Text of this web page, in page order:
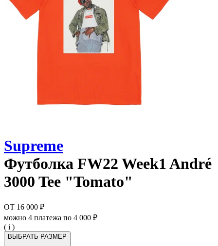
Supreme
Футболка FW22 Week1 André
3000 Tee "Tomato"
ОТ 16 000 ₽
можно 4 платежа по 4 000 ₽
( i )
ВЫБРАТЬ РАЗМЕР